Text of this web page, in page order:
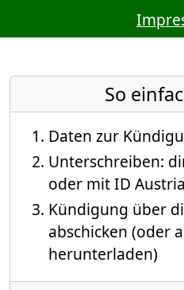
So
Daten zur
Unterschreiben:
oder mit ID
Kündigung über
abschicken (oder
herunterladen)